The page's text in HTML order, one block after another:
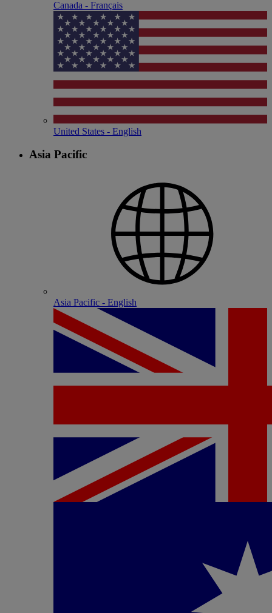
Canada - Français
United States - English
Asia Pacific
Asia Pacific - English